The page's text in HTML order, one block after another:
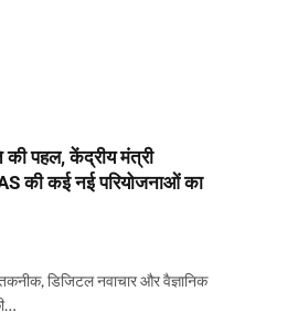
की पहल, केंद्रीय मंत्री
की कई नई परियोजनाओं का
डिजिटल नवाचार और वैज्ञानिक